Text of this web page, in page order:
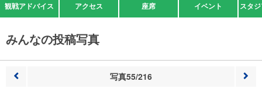
観戦アドバイス アクセス 座席 イベント スタ
みんなの投稿写真
写真55/216